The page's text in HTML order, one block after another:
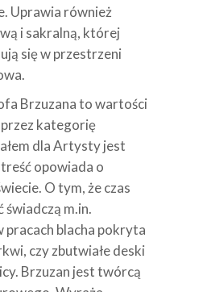
Uprawia również
i sakralną, której
się w przestrzeni
Brzuzana to wartości
kategorię
dla Artysty jest
opowiada o
O tym, że czas
świadczą m.in.
blacha pokryta
czy zbutwiałe deski
Brzuzan jest twórcą